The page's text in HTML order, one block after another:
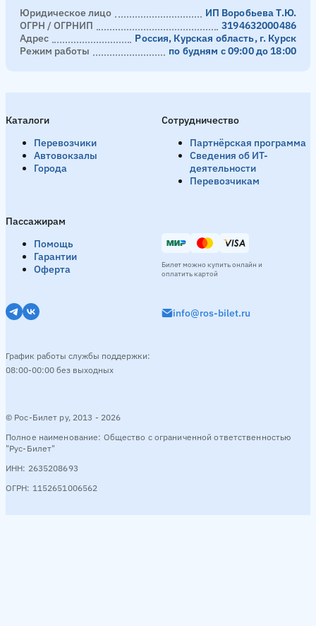
Юридическое лицо
ИП Воробьева Т.Ю.
ОГРН / ОГРНИП
3194632000486
Адрес
Россия, Курская область, г. Курск
Режим работы
по будням с 09:00 до 18:00
Каталоги
Перевозчики
Автовокзалы
Города
Пассажирам
Помощь
Гарантии
Оферта
Сотрудничество
Партнёрская программа
Сведения об ИТ-
деятельности
Перевозчикам
© Рос-Билет ру, 2013 - 2026
Полное наименование: Общество с ограниченной ответственностью
"Рус-Билет"
ИНН: 2635208693
ОГРН: 1152651006562
info@ros-bilet.ru
График работы службы поддержки:
08:00-00:00 без выходных
Билет можно купить онлайн и
оплатить картой